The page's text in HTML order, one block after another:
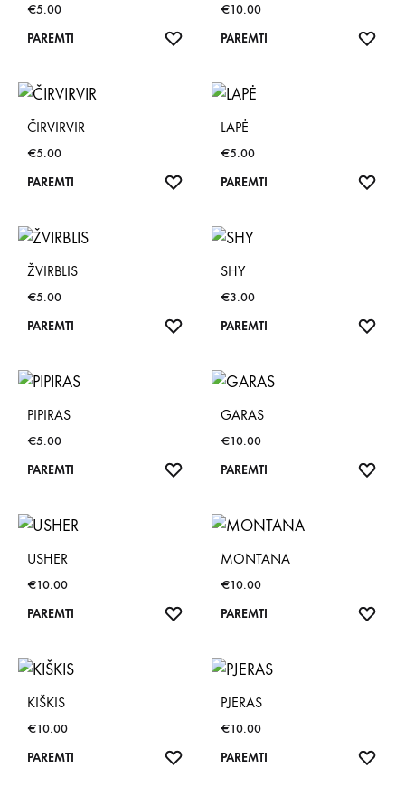
€5.00
PAREMTI
€10.00
PAREMTI
ČIRVIRVIR
€5.00
PAREMTI
LAPĖ
€5.00
PAREMTI
ŽVIRBLIS
€5.00
PAREMTI
SHY
€3.00
PAREMTI
PIPIRAS
€5.00
PAREMTI
GARAS
€10.00
PAREMTI
USHER
€10.00
PAREMTI
MONTANA
€10.00
PAREMTI
KIŠKIS
€10.00
PAREMTI
PJERAS
€10.00
PAREMTI